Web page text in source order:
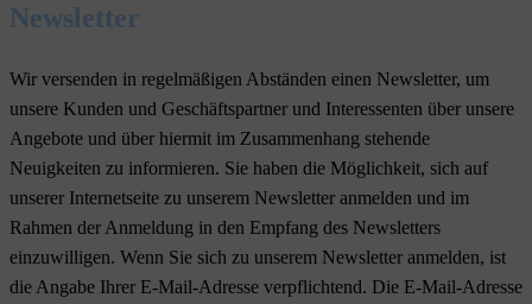
Newsletter
Wir versenden in regelmäßigen Abständen einen Newsletter, um
unsere Kunden und Geschäftspartner und Interessenten über unsere
Angebote und über hiermit im Zusammenhang stehende
Neuigkeiten zu informieren. Sie haben die Möglichkeit, sich auf
unserer Internetseite zu unserem Newsletter anmelden und im
Rahmen der Anmeldung in den Empfang des Newsletters
einzuwilligen. Wenn Sie sich zu unserem Newsletter anmelden, ist
die Angabe Ihrer E-Mail-Adresse verpflichtend. Die E-Mail-Adresse